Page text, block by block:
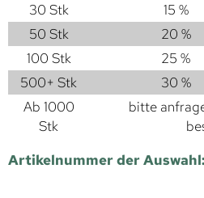
30 Stk
15 %
50 Stk
20 %
100 Stk
25 %
500+ Stk
30 %
Ab 1000
Stk
bitte
Artikelnummer der Auswahl: